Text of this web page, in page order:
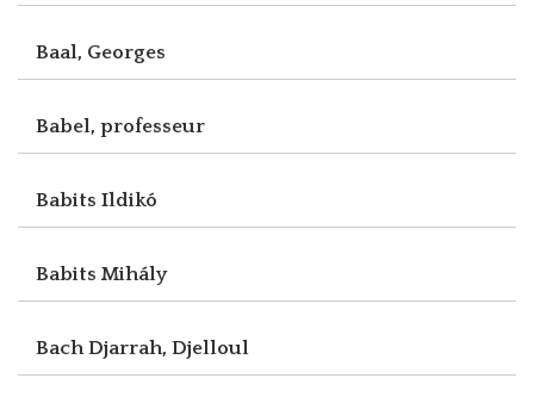
Baal, Georges
Babel, professeur
Babits Ildikó
Babits Mihály
Bach Djarrah, Djelloul